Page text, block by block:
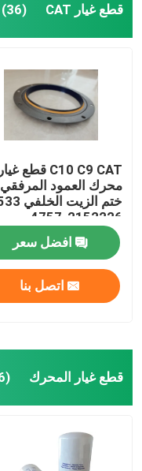
قطع غيار CAT (36)
C10 C9 CAT قطع غيار
محرك العمود المرفقي
2152226-4757
2264757
افضل سعر
اتصل بنا
قطع غيار المحرك (36)